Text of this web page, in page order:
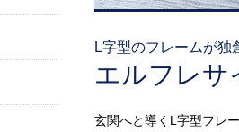
L字型のフレームが独
エルフレサ
玄関へと導くL字型フレ